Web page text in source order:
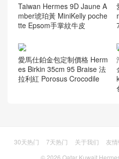
Taiwan Hermes 9D Jaune A
mber琥珀黃 MiniKelly poche
tte Epsom手掌紋牛皮
愛馬仕鉑金包定制價格 Herm
es Birkin 35cm 95 Braise 法
拉利紅 Porosus Crocodile
30天热门 7天热门 关于我们 友